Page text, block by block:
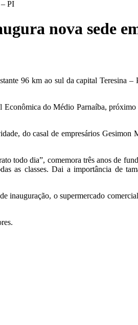
PI
nova sede
96 km ao sul da capital Teresina
do Médio Parnaíba,
do casal de empresários
todo dia”, comemora três anos de
as classes. Dai a importância de
inauguração, o supermercado